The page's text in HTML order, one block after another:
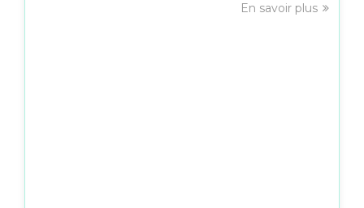
En savoir plus